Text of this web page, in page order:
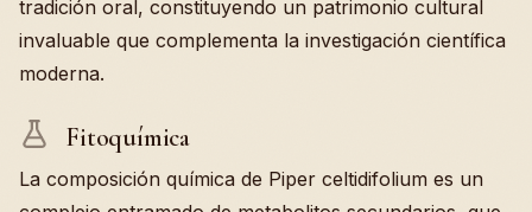
tradición oral, constituyendo un patrimonio cultural
invaluable que complementa la investigación científica
moderna.
Fitoquímica
La composición química de Piper celtidifolium es un